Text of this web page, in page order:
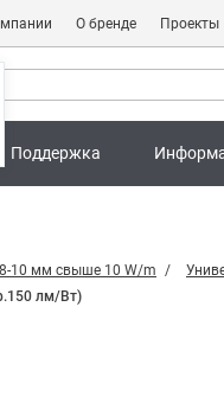
О бренде Проекты
Поддержка
магазинов 8 (800)
10 мм свыше 10 W/m
лм/Вт)